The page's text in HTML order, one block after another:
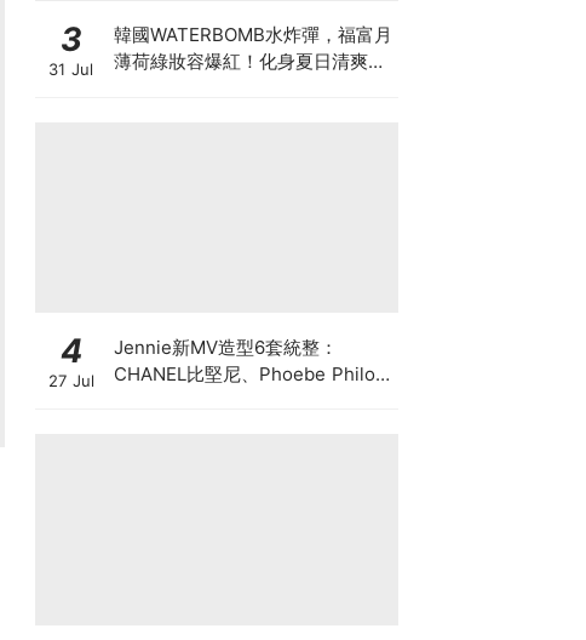
3
31 Jul
韓國WATERBOMB水炸彈，福富月
薄荷綠妝容爆紅！化身夏日清爽
4
27 Jul
Jennie新MV造型6套統整：
CHANEL比堅尼、Phoebe Philo